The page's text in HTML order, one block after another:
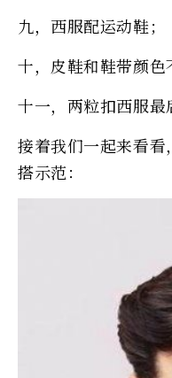
九，西服配运动鞋；
十，皮鞋和鞋带颜色
十一，两粒扣西服最
接着我们一起来看
搭示范：